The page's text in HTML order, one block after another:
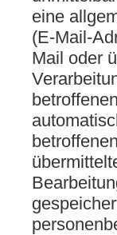
eine
(E-Mail-
Mail oder